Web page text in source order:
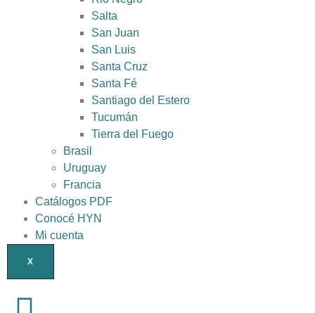
Salta
San Juan
San Luis
Santa Cruz
Santa Fé
Santiago del Estero
Tucumán
Tierra del Fuego
Brasil
Uruguay
Francia
Catálogos PDF
Conocé HYN
Mi cuenta
X